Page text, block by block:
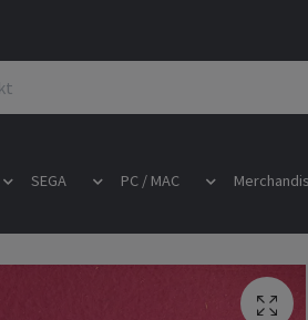
SEGA PC / MAC